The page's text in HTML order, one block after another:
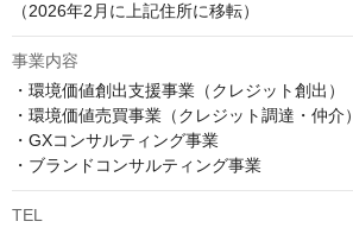
（2026年2月に上記住所に移転）
事業内容
・環境価値創出支援事業（クレジット創出）
・環境価値売買事業（クレジット調達・仲介）
・GXコンサルティング事業
・ブランドコンサルティング事業
TEL